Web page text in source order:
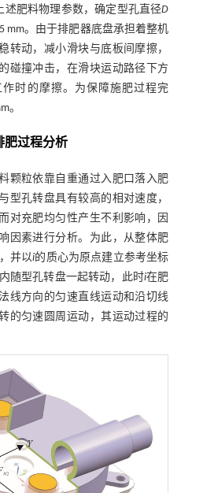
述肥料物理参数，确定型孔直径D
mm。由于排肥器底盘承担着整机
转动，减小滑块与底板间摩擦，
碰撞冲击，在滑块运动路径下方
时的摩擦。为保障施肥过程完
。
肥过程分析
颗粒依靠自重通过入肥口落入肥
型孔转盘具有较高的相对速度，
对充肥均匀性产生不利影响，因
因素进行分析。为此，从整体肥
，并以i的质心为原点建立参考坐标
随型孔转盘一起转动，此时i在肥
线方向的匀速直线运动和沿切线
的匀速圆周运动，其运动过程的